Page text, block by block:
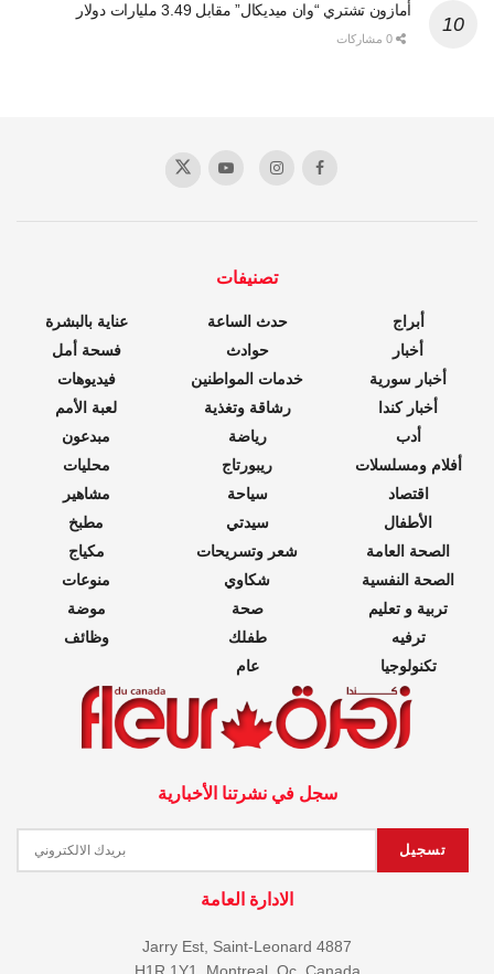
أمازون تشتري “وان ميديكال” مقابل 3.49 مليارات دولار
تصنيفات
أبراج
أخبار
أخبار سورية
أخبار كندا
أدب
أفلام ومسلسلات
اقتصاد
الأطفال
الصحة العامة
الصحة النفسية
تربية و تعليم
ترفيه
تكنولوجيا
حدث الساعة
حوادث
خدمات المواطنين
رشاقة وتغذية
رياضة
ريبورتاج
سياحة
سيدتي
شعر وتسريحات
شكاوي
صحة
طفلك
عام
عناية بالبشرة
فسحة أمل
فيديوهات
لعبة الأمم
مبدعون
محليات
مشاهير
مطبخ
مكياج
منوعات
موضة
وظائف
سجل في نشرتنا الأخبارية
الادارة العامة
4887 Jarry Est, Saint-Leonard
H1R 1Y1, Montreal, Qc, Canada